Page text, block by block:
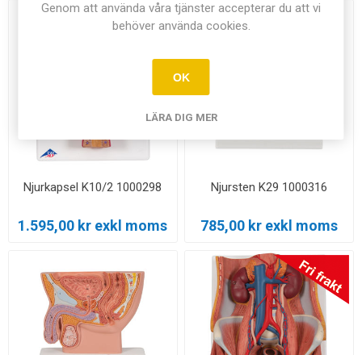
Njurkapsel K10/2 1000298
1.595,00 kr exkl moms
Njursten K29 1000316
785,00 kr exkl moms
Genom att använda våra tjänster accepterar du att vi
behöver använda cookies.
OK
LÄRA DIG MER